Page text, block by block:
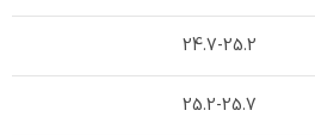
24.7-25.2
25.2-25.7